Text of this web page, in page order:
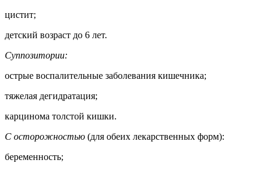
цистит;
детский возраст до 6 лет.
Суппозитории:
острые воспалительные заболевания кишечника;
тяжелая дегидратация;
карцинома толстой кишки.
С осторожностью (для обеих лекарственных форм):
беременность;